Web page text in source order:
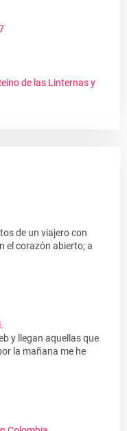
de las Linternas y
de un viajero con
el corazón abierto; a
y llegan aquellas que
la mañana me he